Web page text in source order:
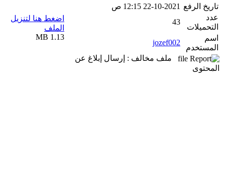
تاريخ الرفع 22-10-2021 12:15 ص
عدد
التحميلات
43
اسم
المستخدم
jozef002
ملف مخالف : إرسال إبلاغ عن
المحتوى
اضغط هنا لتنزيل
الملف
1.13 MB